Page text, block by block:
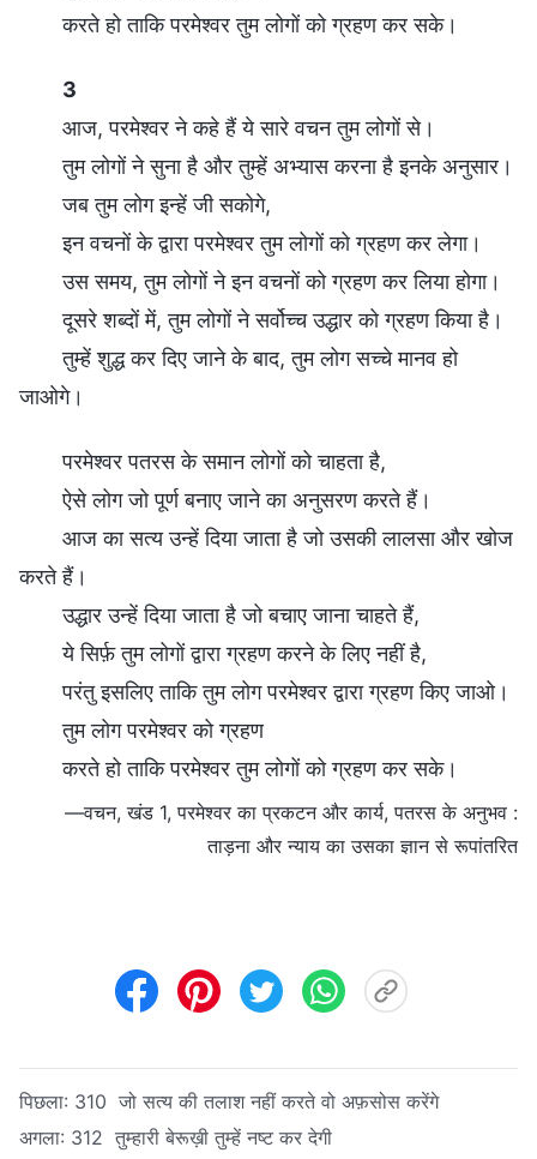
करते हो ताकि परमेश्वर तुम लोगों को ग्रहण कर सके।
3
आज, परमेश्वर ने कहे हैं ये सारे वचन तुम लोगों से।
तुम लोगों ने सुना है और तुम्हें अभ्यास करना है इनके अनुसार।
जब तुम लोग इन्हें जी सकोगे,
इन वचनों के द्वारा परमेश्वर तुम लोगों को ग्रहण कर लेगा।
उस समय, तुम लोगों ने इन वचनों को ग्रहण कर लिया होगा।
दूसरे शब्दों में, तुम लोगों ने सर्वोच्च उद्धार को ग्रहण किया है।
तुम्हें शुद्ध कर दिए जाने के बाद, तुम लोग सच्चे मानव हो
जाओगे।
परमेश्वर पतरस के समान लोगों को चाहता है,
ऐसे लोग जो पूर्ण बनाए जाने का अनुसरण करते हैं।
आज का सत्य उन्हें दिया जाता है जो उसकी लालसा और खोज
करते हैं।
उद्धार उन्हें दिया जाता है जो बचाए जाना चाहते हैं,
ये सिर्फ़ तुम लोगों द्वारा ग्रहण करने के लिए नहीं है,
परंतु इसलिए ताकि तुम लोग परमेश्वर द्वारा ग्रहण किए जाओ।
तुम लोग परमेश्वर को ग्रहण
करते हो ताकि परमेश्वर तुम लोगों को ग्रहण कर सके।
—वचन, खंड 1, परमेश्वर का प्रकटन और कार्य, पतरस के अनुभव :
ताड़ना और न्याय का उसका ज्ञान से रूपांतरित
पिछला: 310 जो सत्य की तलाश नहीं करते वो अफ़सोस करेंगे
अगला: 312 तुम्हारी बेरूख़ी तुम्हें नष्ट कर देगी